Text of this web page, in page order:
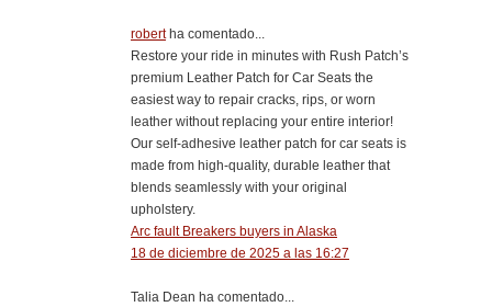
robertha comentado...
Restore your ride in minutes with Rush Patch’s
premium Leather Patch for Car Seats the
easiest way to repair cracks, rips, or worn
leather without replacing your entire interior!
Our self-adhesive leather patch for car seats is
made from high-quality, durable leather that
blends seamlessly with your original
upholstery.
Arc fault Breakers buyers in Alaska
18 de diciembre de 2025 a las 16:27
Talia Dean ha comentado...